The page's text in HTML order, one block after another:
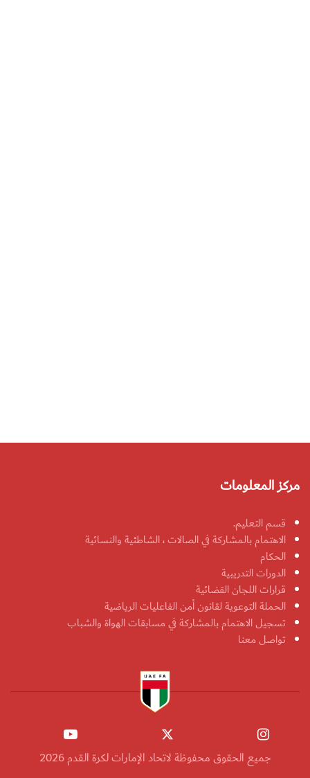
مركز المعلومات
قسم التعليم.
الاهتمام بالمشاركة في الصالات ، الشاطئية والنسائية
الحكام
الدورات التدريبية
قرارات اللجان القضائية
الحملة التوعوية لقانون أمن الفاعليات الرياضية
تسجيل الاهتمام بالمشاركة في مسابقات الهواة والشباب
تواصل معنا
جميع الحقوق محفوظة لاتحاد الإمارات لكرة القدم 2026